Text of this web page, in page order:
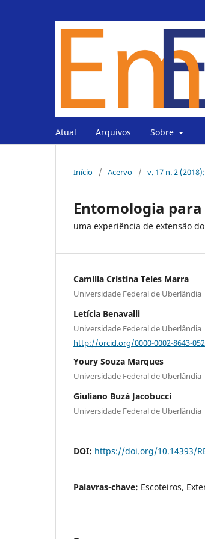
Atual Arquivos Sobre
Início / Acervo / v. 17 n. 2
Entomologia
uma experiência de extensão
Camilla Cristina Teles Marra
Universidade Federal de Uberlândia
Letícia Benavalli
Universidade Federal de Uberlândia
http://orcid.org/0000-0002-8643-
Youry Souza Marques
Universidade Federal de Uberlândia
Giuliano Buzá Jacobucci
Universidade Federal de Uberlândia
DOI: https://doi.org/10.14393/
Palavras-chave: Escoteiros,